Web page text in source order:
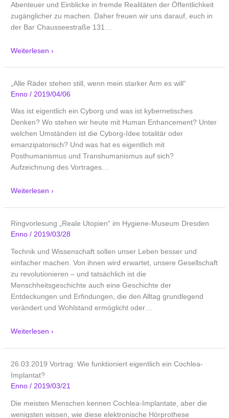
Abenteuer und Einblicke in fremde Realitäten der Öffentlichkeit
zugänglicher zu machen. Daher freuen wir uns darauf, euch in
der Bar Chausseestraße 131
Weiterlesen ›
„Alle Räder stehen still, wenn mein starker Arm es will“
Enno/ 2019/04/06
Was ist eigentlich ein Cyborg und was ist kybernetisches
Denken? Wo stehen wir heute mit Human Enhancement? Unter
welchen Umständen ist die Cyborg-Idee totalitär oder
emanzipatorisch? Und was hat es eigentlich mit
Posthumanismus und Transhumanismus auf sich?
Aufzeichnung des Vortrages…
Weiterlesen ›
Ringvorlesung „Reale Utopien“ im Hygiene-Museum Dresden
Enno/2019/03/28
Technik und Wissenschaft sollen unser Leben besser und
einfacher machen. Von ihnen wird erwartet, unsere Gesellschaft
zu revolutionieren – und tatsächlich ist die
Menschheitsgeschichte auch eine Geschichte der
Entdeckungen und Erfindungen, die den Alltag grundlegend
verändert und Wohlstand ermöglicht oder…
Weiterlesen ›
26.03.2019 Vortrag: Wie funktioniert eigentlich ein Cochlea-
Implantat?
Enno/2019/03/21
Die meisten Menschen kennen Cochlea-Implantate, aber die
wenigsten wissen, wie diese elektronische Hörprothese